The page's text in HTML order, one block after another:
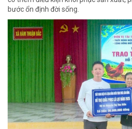
bước ổn định đời sống.